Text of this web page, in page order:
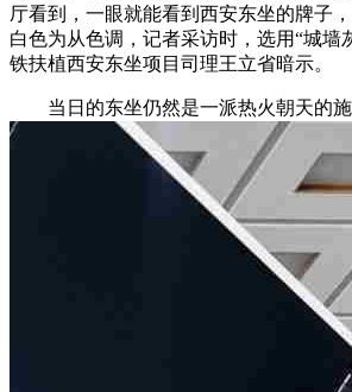
厅看到，一眼就能看到西安东坐的牌子
白色为从色调，记者采访时，选用“城墙
铁扶植西安东坐项目司理王立省暗示。
当日的东坐仍然是一派热火朝天的施